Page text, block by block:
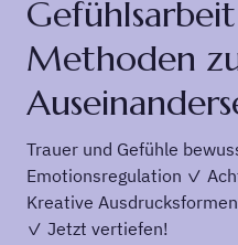
Methoden
Trauer und Gefühle
Emotionsregulation ✓
Kreative
✓ Jetzt vertiefen!